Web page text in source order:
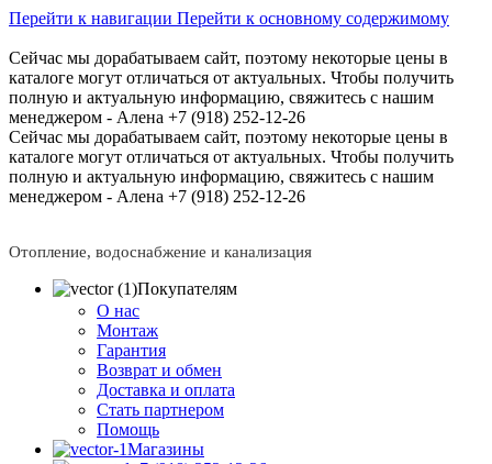
Перейти к навигации Перейти к основному содержимому
Сейчас мы дорабатываем сайт, поэтому некоторые цены в
каталоге могут отличаться от актуальных. Чтобы получить
полную и актуальную информацию, свяжитесь с нашим
менеджером - Алена +7 (918) 252-12-26
Сейчас мы дорабатываем сайт, поэтому некоторые цены в
каталоге могут отличаться от актуальных. Чтобы получить
полную и актуальную информацию, свяжитесь с нашим
менеджером - Алена +7 (918) 252-12-26
Отопление, водоснабжение и канализация
Покупателям
О нас
Монтаж
Гарантия
Возврат и обмен
Доставка и оплата
Стать партнером
Помощь
Магазины